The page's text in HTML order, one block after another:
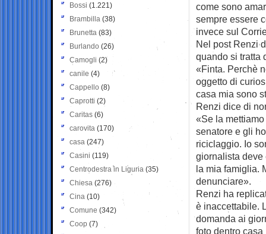
come sono
sempre essere
invece sul
Nel post Renzi
quando si tratta
«Finta. Perchè
oggetto di
casa mia sono
Renzi dice di
«Se la
senatore e gli
riciclaggio. Io
giornalista deve
la mia famiglia.
denunciare».
Renzi ha
è inaccettabile.
domanda ai
foto dentro
Bossi (1.221)
Brambilla (38)
Brunetta (83)
Burlando (26)
Camogli (2)
canile (4)
Cappello (8)
Caprotti (2)
Caritas (6)
carovita (170)
casa (247)
Casini (119)
Centrodestra in Liguria (35)
Chiesa (276)
Cina (10)
Comune (342)
Coop (7)